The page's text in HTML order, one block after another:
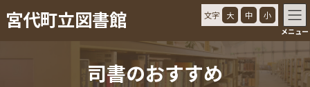
ン
ビ宮代町立図書館 文字 大 中 小
メニュー
司書のおすすめ